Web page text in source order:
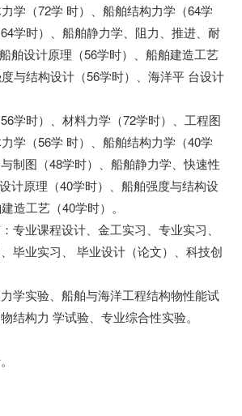
学（72学 时）、船舶结构力学（64学
学时）、船舶静力学、阻力、推进、耐
舶设计原理（56学时）、船舶建造工艺
度与结构设计（56学时）、海洋平 台设计
学时）、材料力学（72学时）、工程图
学（56学 时）、船舶结构力学（40学
制图（48学时）、船舶静力学、快速性
计原理（40学时）、船舶强度与结构设
造工艺（40学时）。
专业课程设计、金工实习、专业实习、
毕业实习、 毕业设计（论文）、科技创
学实验、船舶与海洋工程结构物性能试
结构力 学试验、专业综合性实验。